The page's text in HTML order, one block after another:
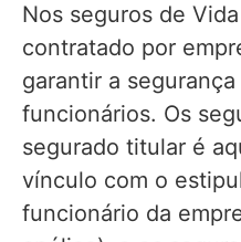
Nos seguros de
contratado por
garantir a
funcionários. Os
segurado titular é
vínculo com o
funcionário da